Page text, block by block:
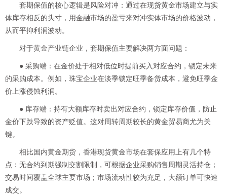
套期保值的核心逻辑是风险对冲：通过在现货黄金市场建立与实
体库存相反的头寸，用金融市场的盈亏来对冲实体市场的价格波动，
从而平抑利润波动。
对于黄金产业链企业，套期保值主要解决两方面问题：
● 采购端：在金价处于相对低位时提前买入对应合约，锁定未来
的采购成本。例如，珠宝企业在淡季锁定旺季备货成本，避免旺季金
价上涨侵蚀利润。
● 库存端：持有大额库存时卖出对应合约，锁定库存价值，防止
金价下跌导致的资产贬值。这对周转周期较长的黄金贸易商尤为关
键。
相比国内黄金期货，香港现货黄金市场在套保应用上有几个特
点：无合约到期强制交割限制，可根据企业采购销售周期灵活持仓；
交易时间覆盖全球主要市场；市场流动性较为充足，大额订单可快速
成交。